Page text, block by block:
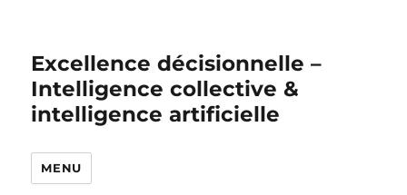
Excellence décisionnelle –
Intelligence collective &
intelligence artificielle
MENU